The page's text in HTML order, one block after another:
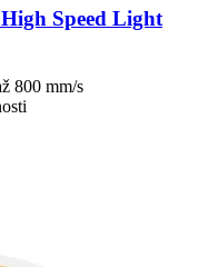
Speed Light
800 mm/s